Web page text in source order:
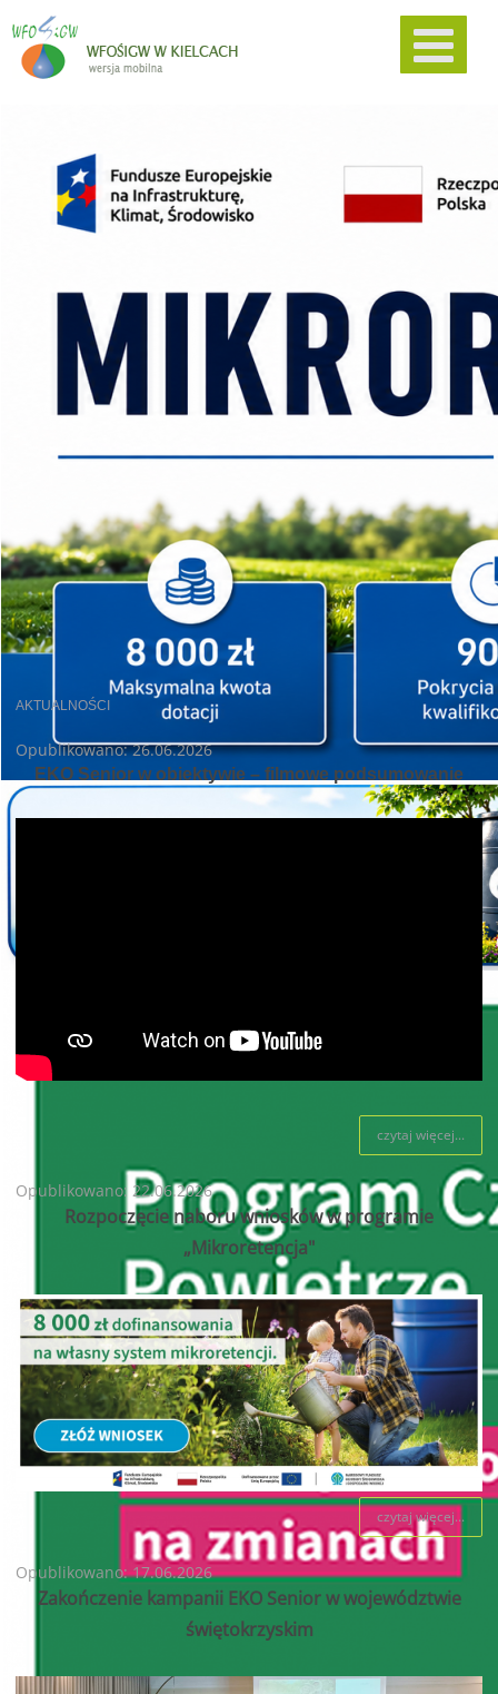
AKTUALNOŚCI
Opublikowano: 26.06.2026
EKO Senior w obiektywie – filmowe podsumowanie
czytaj więcej...
Opublikowano: 22.06.2026
Rozpoczęcie naboru wniosków w programie
„Mikroretencja"
czytaj więcej...
Opublikowano: 17.06.2026
Zakończenie kampanii EKO Senior w województwie
świętokrzyskim